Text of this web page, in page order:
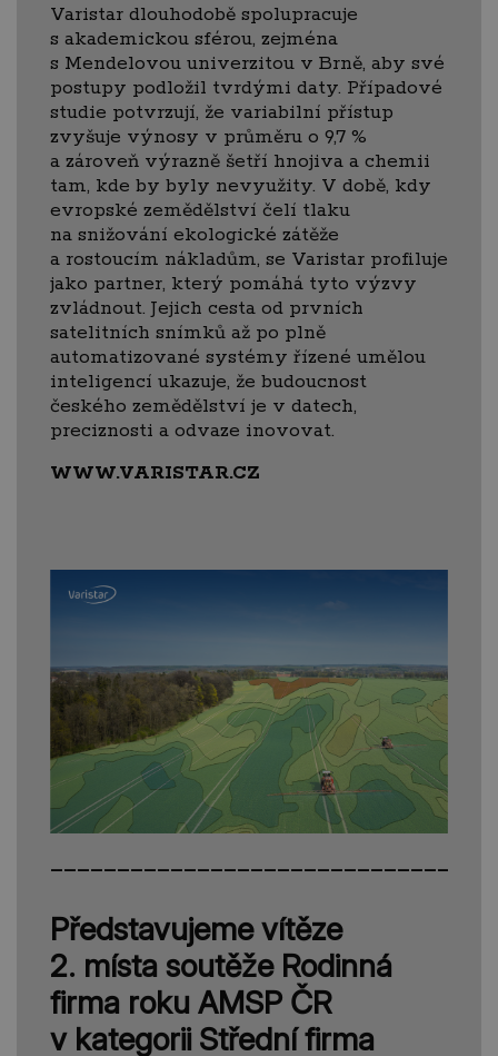
Varistar dlouhodobě spolupracuje
s akademickou sférou, zejména
s Mendelovou univerzitou v Brně, aby své
postupy podložil tvrdými daty. Případové
studie potvrzují, že variabilní přístup
zvyšuje výnosy v průměru o 9,7 %
a zároveň výrazně šetří hnojiva a chemii
tam, kde by byly nevyužity. V době, kdy
evropské zemědělství čelí tlaku
na snižování ekologické zátěže
a rostoucím nákladům, se Varistar profiluje
jako partner, který pomáhá tyto výzvy
zvládnout. Jejich cesta od prvních
satelitních snímků až po plně
automatizované systémy řízené umělou
inteligencí ukazuje, že budoucnost
českého zemědělství je v datech,
preciznosti a odvaze inovovat.
WWW.VARISTAR.CZ
Představujeme vítěze
2. místa soutěže Rodinná
firma roku AMSP ČR
v kategorii Střední firma